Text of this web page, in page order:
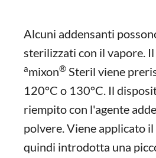
Alcuni addensanti
sterilizzati con il vapore.
amixon® Steril viene
120°C o 130°C. Il
riempito con l'agente
polvere. Viene applicato
quindi introdotta una